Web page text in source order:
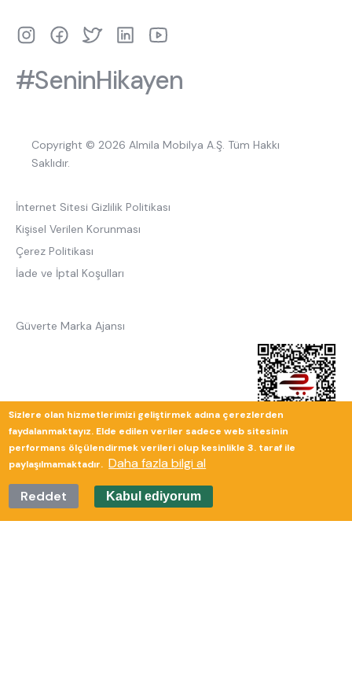
#SeninHikayen
Copyright © 2026 Almila Mobilya A.Ş. Tüm Hakkı
Saklıdır.
İnternet Sitesi Gizlilik Politikası
Kişisel Verilen Korunması
Çerez Politikası
İade ve İptal Koşulları
Güverte Marka Ajansı
Sizlere olan hizmetlerimizi geliştirmek adına çerezlerden
faydalanmaktayız. Elde edilen veriler sadece web sitesinin
performans ölçülendirmek verileri olup kesinlikle 3. taraf ile
paylaşılmamaktadır. Daha fazla bilgi al
Reddet
Kabul ediyorum